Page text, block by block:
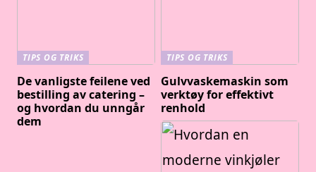
TIPS OG TRIKS
De vanligste feilene ved
bestilling av catering –
og hvordan du unngår
dem
TIPS OG TRIKS
Gulvvaskemaskin som
verktøy for effektivt
renhold